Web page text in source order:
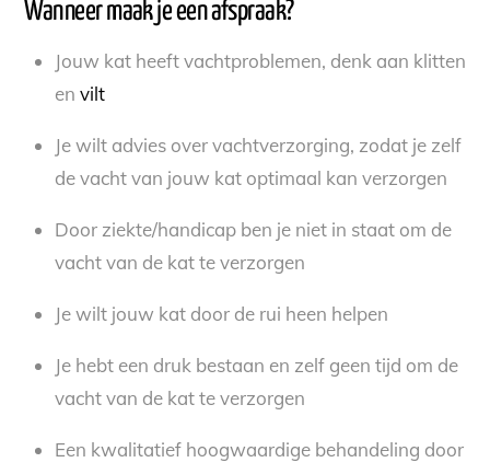
Wanneer maak je een afspraak?
Jouw kat heeft vachtproblemen, denk aan klitten
en vilt
Je wilt advies over vachtverzorging, zodat je zelf
de vacht van jouw kat optimaal kan verzorgen
Door ziekte/handicap ben je niet in staat om de
vacht van de kat te verzorgen
Je wilt jouw kat door de rui heen helpen
Je hebt een druk bestaan en zelf geen tijd om de
vacht van de kat te verzorgen
Een kwalitatief hoogwaardige behandeling door